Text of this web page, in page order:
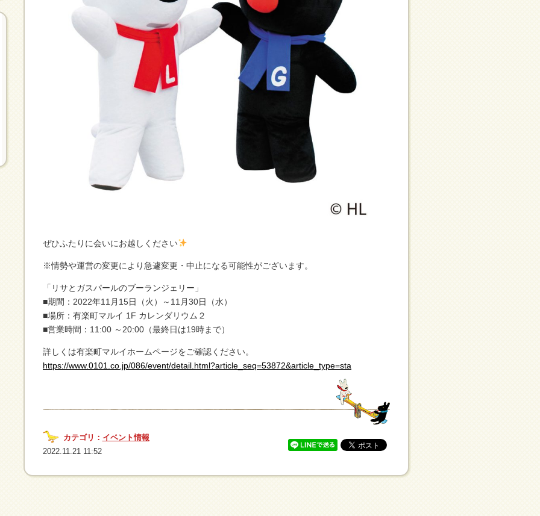
ぜひふたりに会いにお越しください
※情勢や運営の変更により急遽変更・中止になる可能性がございます。
「リサとガスパールのブーランジェリー」
■期間：2022年11月15日（火）～11月30日（水）
■場所：有楽町マルイ 1F カレンダリウム２
■営業時間：11:00 ～20:00（最終日は19時まで）
詳しくは有楽町マルイホームページをご確認ください。
https://www.0101.co.jp/086/event/detail.html?article_seq=53872&article_type=sta
カテゴリ： イベント情報
2022.11.21 11:52